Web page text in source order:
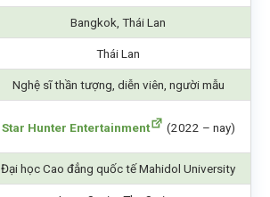
Bangkok, Thái Lan
Thái Lan
Nghệ sĩ thần tượng, diễn viên, người mẫu
Star Hunter Entertainment (2022 – nay)
Đại học Cao đẳng quốc tế Mahidol University